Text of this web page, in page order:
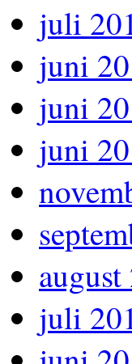
juli
juni
juni
juni
juli